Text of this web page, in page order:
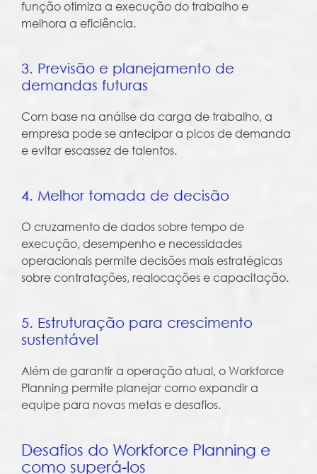
função otimiza a execução do trabalho e
melhora a eficiência.
3. Previsão e planejamento de
demandas futuras
Com base na análise da carga de trabalho, a
empresa pode se antecipar a picos de demanda
e evitar escassez de talentos.
4. Melhor tomada de decisão
O cruzamento de dados sobre tempo de
execução, desempenho e necessidades
operacionais permite decisões mais estratégicas
sobre contratações, realocações e capacitação.
5. Estruturação para crescimento
sustentável
Além de garantir a operação atual, o Workforce
Planning permite planejar como expandir a
equipe para novas metas e desafios.
Desafios do Workforce Planning e
como superá-los